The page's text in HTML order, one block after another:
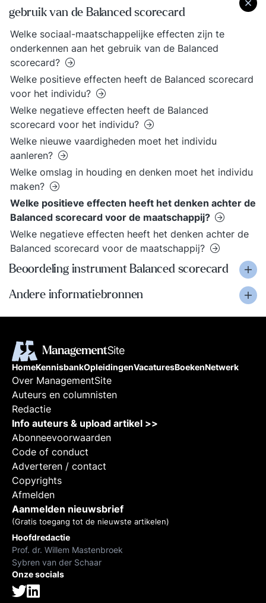
gebruik van de Balanced scorecard
Welke sociaal-maatschappelijke effecten zijn te
onderkennen aan het gebruik van de Balanced
scorecard?
Welke positieve effecten heeft de Balanced scorecard
voor het individu?
Welke negatieve effecten heeft de Balanced
scorecard voor het individu?
Welke nieuwe vaardigheden moet het individu
aanleren?
Welke omslag in houding en denken moet het individu
maken?
Welke positieve effecten heeft het denken achter de
Balanced scorecard voor de maatschappij?
Welke negatieve effecten heeft het denken achter de
Balanced scorecard voor de maatschappij?
Beoordeling instrument Balanced scorecard
Andere informatiebronnen
HomeKennisbankOpleidingenVacaturesBoekenNetwerk
Over ManagementSite
Auteurs en columnisten
Redactie
Info auteurs & upload artikel >>
Abonneevoorwaarden
Code of conduct
Adverteren / contact
Copyrights
Afmelden
Aanmelden nieuwsbrief
(Gratis toegang tot de nieuwste artikelen)
Hoofdredactie
Prof. dr. Willem Mastenbroek
Sybren van der Schaar
Onze socials